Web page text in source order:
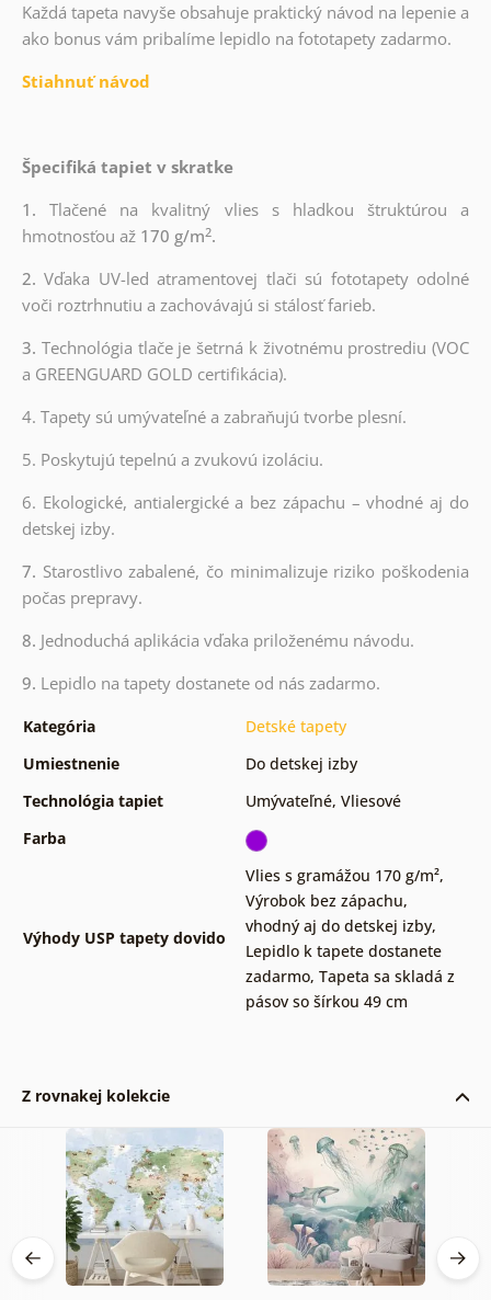
Každá tapeta navyše obsahuje praktický návod na lepenie a
ako bonus vám pribalíme lepidlo na fototapety zadarmo.
Stiahnuť návod
Špecifiká tapiet v skratke
1.Tlačené na kvalitný vlies s hladkou štruktúrou a
hmotnosťou až170 g/m2.
2.Vďaka UV-led atramentovej tlači sú fototapety odolné
voči roztrhnutiu a zachovávajú si stálosť farieb.
3. Technológia tlače je šetrná k životnému prostrediu (VOC
a GREENGUARD GOLD certifikácia).
4. Tapety sú umývateľné a zabraňujú tvorbe plesní.
5. Poskytujú tepelnú a zvukovú izoláciu.
6. Ekologické, antialergické a bez zápachu – vhodné aj do
detskej izby.
7. Starostlivo zabalené, čo minimalizuje riziko poškodenia
počas prepravy.
8. Jednoduchá aplikácia vďaka priloženému návodu.
9. Lepidlo na tapety dostanete od nás zadarmo.
Kategória
Detské tapety
Umiestnenie
Do detskej izby
Technológia tapiet
Umývateľné, Vliesové
Farba
Výhody USP tapety dovido
Vlies s gramážou 170 g/m²,
Výrobok bez zápachu,
vhodný aj do detskej izby,
Lepidlo k tapete dostanete
zadarmo, Tapeta sa skladá z
pásov so šírkou 49 cm
Z rovnakej kolekcie